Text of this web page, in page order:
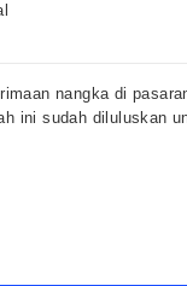
nangka di
ini sudah diluluskan